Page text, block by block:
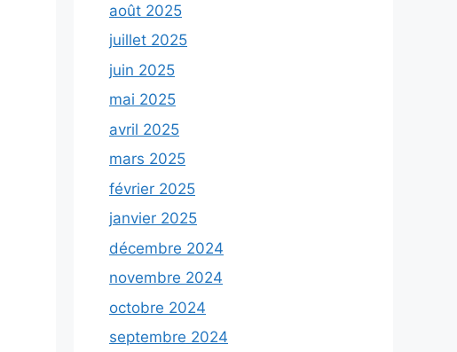
août 2025
juillet 2025
juin 2025
mai 2025
avril 2025
mars 2025
février 2025
janvier 2025
décembre 2024
novembre 2024
octobre 2024
septembre 2024